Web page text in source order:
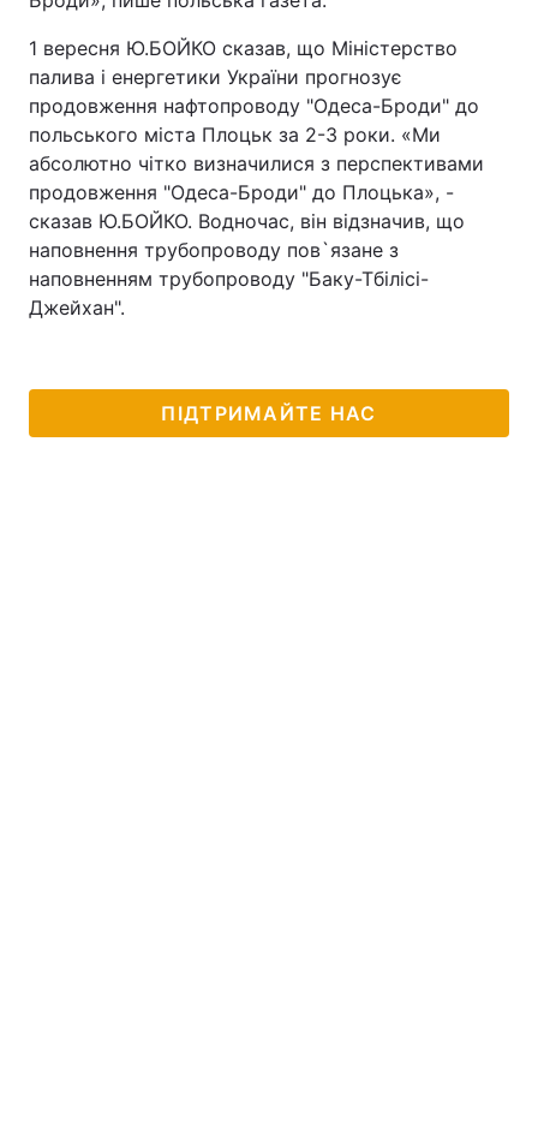
1 вересня Ю.БОЙКО сказав, що Міністерство
палива і енергетики України прогнозує
продовження нафтопроводу "Одеса-Броди" до
польського міста Плоцьк за 2-3 роки. «Ми
абсолютно чітко визначилися з перспективами
продовження "Одеса-Броди" до Плоцька», -
сказав Ю.БОЙКО. Водночас, він відзначив, що
наповнення трубопроводу пов`язане з
наповненням трубопроводу "Баку-Тбілісі-
Джейхан".
ПІДТРИМАЙТЕ НАС